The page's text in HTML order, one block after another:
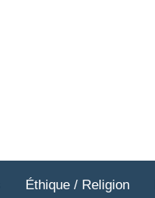
Éthique / Religion